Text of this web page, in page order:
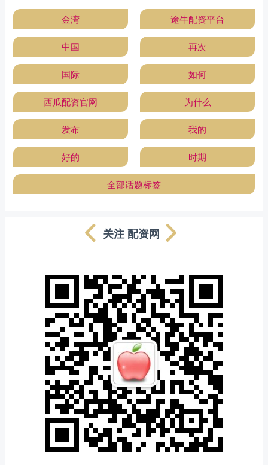
金湾 途牛配资平台
中国 再次
国际 如何
西瓜配资官网 为什么
发布 我的
好的 时期
全部话题标签
关注 配资网